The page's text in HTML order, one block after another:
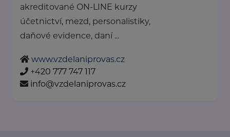
akreditované ON-LINE kurzy
účetnictví, mezd, personalistiky,
daňové evidence, daní ...
www.vzdelaniprovas.cz
+420 777 747 117
info@vzdelaniprovas.cz